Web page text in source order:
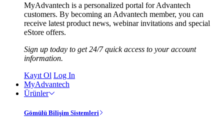
MyAdvantech is a personalized portal for Advantech
customers. By becoming an Advantech member, you can
receive latest product news, webinar invitations and special
eStore offers.
Sign up today to get 24/7 quick access to your account
information.
Kayıt Ol Log In
MyAdvantech
Ürünler
Gömülü Bilişim Sistemleri